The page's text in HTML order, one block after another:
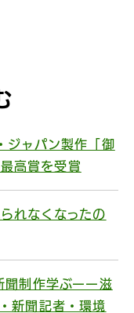
ジャパン製作「御
高賞を受賞
れなくなったの
制作学ぶーー滋
新聞記者・環境